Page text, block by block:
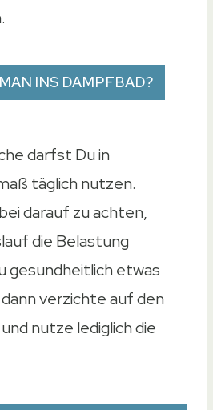
INS DAMPFBAD?
darfst Du in
täglich nutzen.
darauf zu achten,
die Belastung
gesundheitlich etwas
verzichte auf den
nutze lediglich die